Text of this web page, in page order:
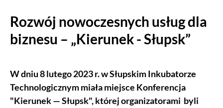
Rozwój nowoczesnych usług dla
biznesu – „Kierunek - Słupsk”
W dniu 8 lutego 2023 r. w Słupskim Inkubatorze
Technologicznym miała miejsce Konferencja
"Kierunek — Słupsk", której organizatorami byli